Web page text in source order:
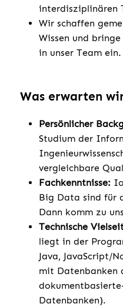
interdisziplinären
Wir schaffen
Wissen und
in unser Team ein.
Was erwarten
Persönlicher
Studium der
vergleichbare
Fachkenntnisse:
Big Data sind für
Dann komm zu
Technische
liegt in der
Java, JavaScript/
mit Datenbanken
Datenbanken).